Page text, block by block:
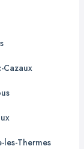
Cazaux
les-Thermes